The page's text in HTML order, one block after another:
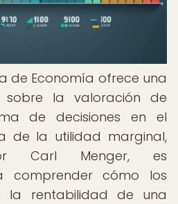
de Economía ofrece una
sobre la valoración de
de decisiones en el
de la utilidad marginal,
Carl Menger, es
comprender cómo los
la rentabilidad de una